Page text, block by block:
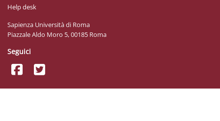
Help desk
Sapienza Università di Roma
Piazzale Aldo Moro 5, 00185 Roma
Seguici